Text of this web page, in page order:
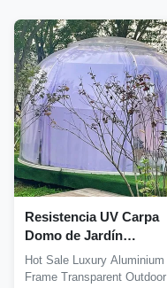
Resistencia UV Carpa
Domo de Jardín
Resistencia al Aceite y
Gas
Hot Sale Luxury Aluminium
Frame Transparent Outdoor